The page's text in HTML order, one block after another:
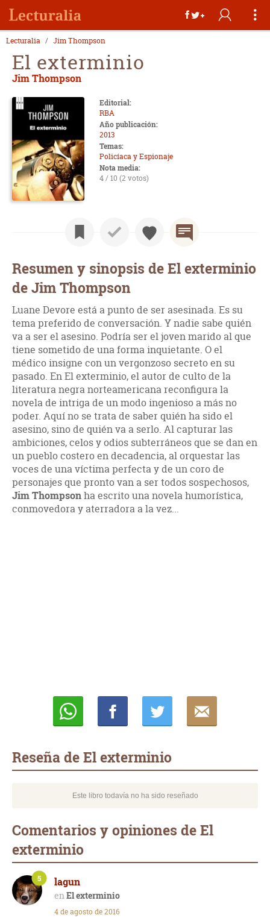
Lecturalia Jim Thompson
El exterminio
Jim Thompson
Editorial:
RBA
Año publicación:
2013
Temas:
Policíaca y Espionaje
Nota media:
4 / 10 (2 votos)
Resumen y sinopsis de El exterminio
de Jim Thompson
Luane Devore está a punto de ser asesinada. Es su
tema preferido de conversación. Y nadie sabe quién
va a ser el asesino. Podría ser el joven marido al que
tiene sometido de una forma inquietante. O el
médico insigne con un vergonzoso secreto en su
pasado. En El exterminio, el autor de culto de la
literatura negra norteamericana reconfigura la
novela de intriga de un modo ingenioso a más no
poder. Aquí no se trata de saber quién ha sido el
asesino, sino de quién va a serlo. Al capturar las
ambiciones, celos y odios subterráneos que se dan en
un pueblo costero en decadencia, al orquestar las
voces de una víctima perfecta y de un coro de
personajes que pronto van a ser todos sospechosos,
Jim Thompsonha escrito una novela humorística,
conmovedora y aterradora a la vez...
Reseña de El exterminio
Este libro todavía no ha sido reseñado
Comentarios y opiniones de El
exterminio
lagun
El exterminio
5
4 de agosto de 2016